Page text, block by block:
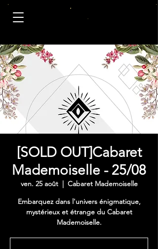
[SOLD OUT]Cabaret
Mademoiselle - 25/08
ven. 25 août
  |
Cabaret Mademoiselle
Embarquez dans l'univers énigmatique,
mystérieux et étrange du Cabaret
Mademoiselle.